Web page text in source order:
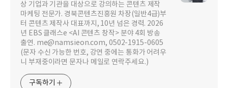
상 기업과 기관을 대상으로 강의하는 콘텐츠 제작
마케팅 전문가. 경북콘텐츠진흥원 차장(일반4급)부
터 콘텐츠 제작사 대표까지, 10년 넘은 경력. 2026
년 EBS 클래스e <AI 콘텐츠 창작> 분야 4회 방송
출연. me@namsieon.com, 0502-1915-0605
(문자 수신 가능한 번호, 강연 중에는 통화가 어려우
니 부재중이라면 문자나 메일로 연락주세요.)
구독하기